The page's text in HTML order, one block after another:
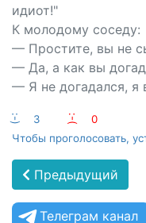
идиот!"
К молодому соседу:
— Простите, вы не
— Да, а как вы
— Я не догадался, я
:-) 3 :-(
0
Чтобы проголосовать,
Предыдущий
Телеграм канал